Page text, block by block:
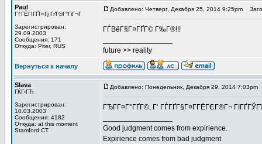
Paul
Г†ГЁГІГҐГ«Гј ГґГ®Г°ГіГ¬Г
Зарегистрирован:
29.09.2003
Сообщения: 171
Откуда: Piter, RUS
Добавлено: Четверг, Декабря 25, 2014 9:25pm
ГЃВёГ§Г¤ГҐГ© Г‰Г®!!!
future >> reality
Вернуться к началу
Slava
ГЌГ‹ГЋ
Зарегистрирован:
10.03.2003
Сообщения: 4182
Откуда: at this moment
Stamford CT
Добавлено: Понедельник, Декабря 29, 2014 7:03pm
ГЂГ­Г¤Г°ГҐГ©, Г‘ ГЃГҐГ§Г¤Г­ГЁГЄГ®Г¬
Good judgment comes from expirience.
Expirience comes from bad judgment